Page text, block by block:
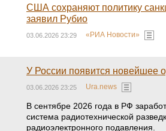
США сохраняют политику
заявил Рубио
03.06.2026 23:29 «РИА Новости»
У России появится новейшее
03.06.2026 23:25 Ura.news
В сентябре 2026 года в РФ
система радиотехнической
радиоэлектронного подавления.